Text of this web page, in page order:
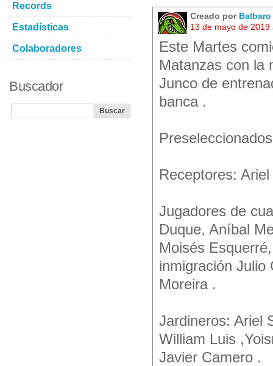
Creado por Balbaro
13 de mayo de 2019
Este Martes
Matanzas con la
Junco de
banca .
Receptores:
Jugadores de
Duque, Aníbal
Moisés
inmigración Julio
Moreira .
Jardineros: Ariel
William Luis
Javier Camero .
Records
Estadísticas
Colaboradores
Buscador